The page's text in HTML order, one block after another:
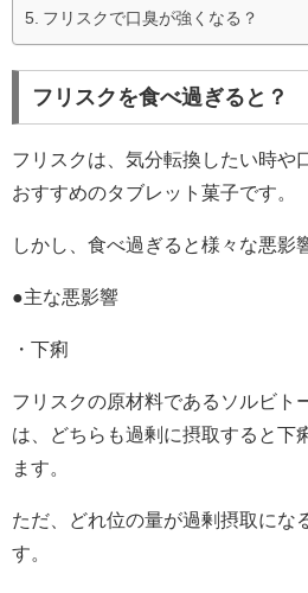
フリスクで口臭が強くなる？
フリスクを食べ過ぎると？
フリスクは、気分転換したい時や
おすすめのタブレット菓子です。
しかし、食べ過ぎると様々な悪影
●主な悪影響
・下痢
フリスクの原材料であるソルビト
は、どちらも過剰に摂取すると下
ます。
ただ、どれ位の量が過剰摂取にな
す。